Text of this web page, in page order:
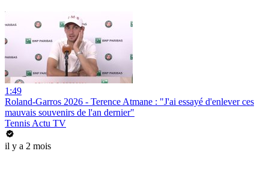
1:49
Roland-Garros 2026 - Terence Atmane : "J'ai essayé d'enlever ces
mauvais souvenirs de l'an dernier"
Tennis Actu TV
il y a 2 mois